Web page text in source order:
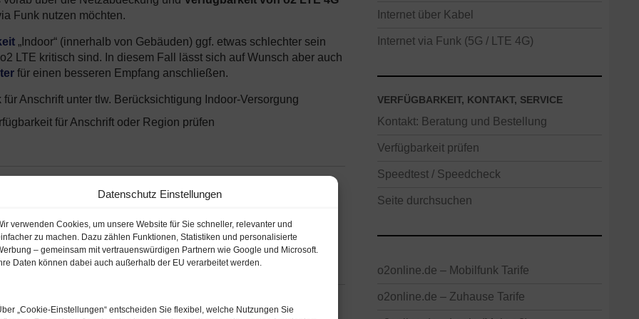
Datenschutz Einstellungen
verwenden Cookies, um unsere Website für Sie schneller, relevanter und
zu machen. Dazu zählen Funktionen, Statistiken und personalisierte
– gemeinsam mit vertrauenswürdigen Partnern wie Google und Microsoft.
Ihre Daten können dabei auch außerhalb der EU verarbeitet werden.
„Cookie‑Einstellungen“ entscheiden Sie flexibel, welche Nutzungen Sie
Funk nutzen möchten.
„Indoor“ (innerhalb von Gebäuden) ggf. etwas schlechter sein
LTE kritisch sind. In diesem Fall lässt sich auf Wunsch aber auch
für einen besseren Empfang anschließen.
für Anschrift unter tlw. Berücksichtigung Indoor-Versorgung
für Anschrift oder Region prüfen
o2 my Home via Funk Tarife
Internet über Kabel
Internet via Funk (5G / LTE 4G)
VERFÜGBARKEIT, KONTAKT, SERVICE
Kontakt: Beratung und Bestellung
Verfügbarkeit prüfen
Speedtest / Speedcheck
Seite durchsuchen
o2online.de – Mobilfunk Tarife
o2online.de – Zuhause Tarife